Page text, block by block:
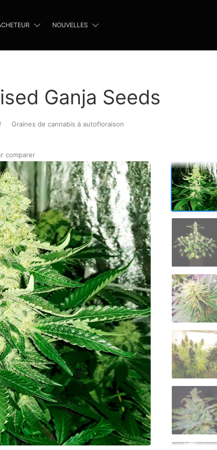
NOUVELLES
Ganja Seeds
Graines de cannabis à autofloraison
comparer